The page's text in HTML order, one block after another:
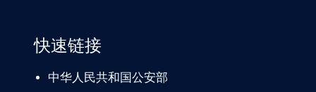
快速链接
中华人民共和国公安部